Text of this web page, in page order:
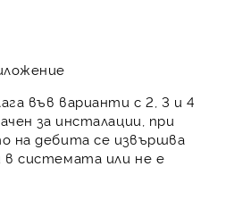
във варианти с 2, 3 и 4
за инсталации, при
на дебита се извършва
системата или не е